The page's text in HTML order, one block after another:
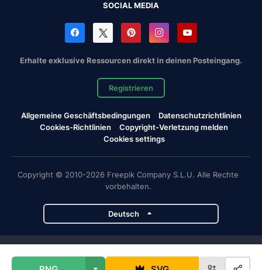
SOCIAL MEDIA
Erhalte exklusive Ressourcen direkt in deinen Posteingang.
Registrieren
Allgemeine Geschäftsbedingungen
Datenschutzrichtlinien
Cookies-Richtlinien
Copyright-Verletzung melden
Cookies settings
Copyright © 2010-2026 Freepik Company S.L.U. Alle Rechte
vorbehalten.
Deutsch